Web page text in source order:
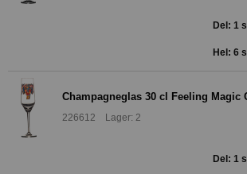
Del: 1
Hel: 6
Champagneglas 30 cl Feeling Magic
226612 Lager: 2
Del: 1